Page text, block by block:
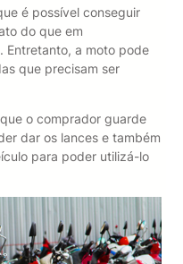
é possível conseguir
do que em
Entretanto, a moto pode
que precisam ser
o comprador guarde
dar os lances e também
para poder utilizá-lo